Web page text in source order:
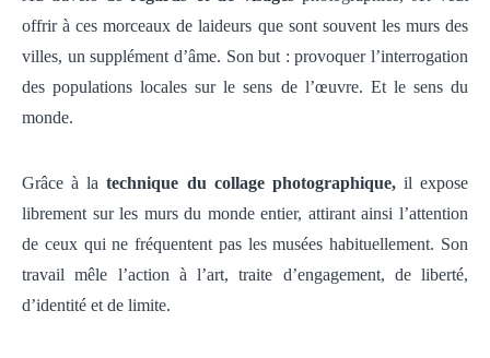
offrir à ces morceaux de laideurs que sont souvent les murs des
villes, un supplément d’âme. Son but : provoquer l’interrogation
des populations locales sur le sens de l’œuvre. Et le sens du
monde.
Grâce à latechnique du collage photographique,il expose
librement sur les murs du monde entier, attirant ainsi l’attention
de ceux qui ne fréquentent pas les musées habituellement. Son
travail mêle l’action à l’art, traite d’engagement, de liberté,
d’identité et de limite.